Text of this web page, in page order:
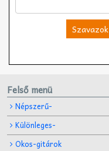
Szavazok
Felső menü
Népszerű-
Különleges-
Okos-gitárok